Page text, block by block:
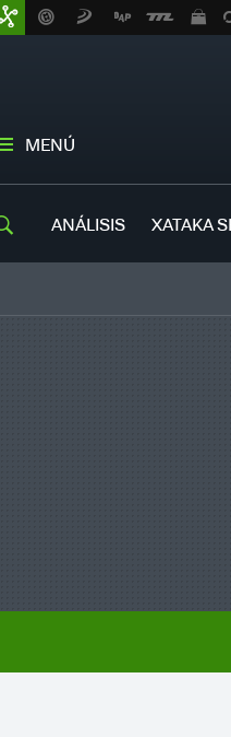
MENÚ
ANÁLISIS XATAKA